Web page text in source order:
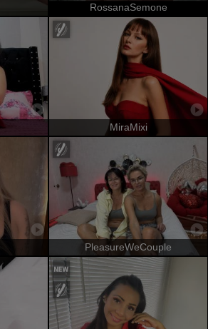
RossanaSemone
MiraMixi
PleasureWeCouple